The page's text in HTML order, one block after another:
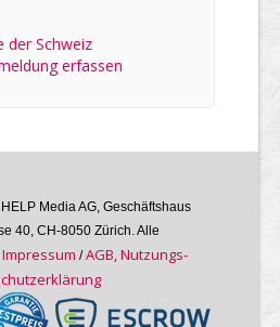
der Schweiz
erfassen
Media AG, Geschäftshaus
40, CH-8050 Zürich. Alle
Im­pres­sum /AGB, Nutzungs­